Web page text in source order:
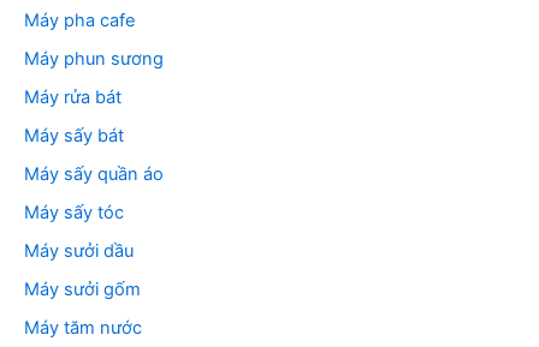
Máy pha cafe
Máy phun sương
Máy rửa bát
Máy sấy bát
Máy sấy quần áo
Máy sấy tóc
Máy sưởi dầu
Máy sưởi gốm
Máy tăm nước